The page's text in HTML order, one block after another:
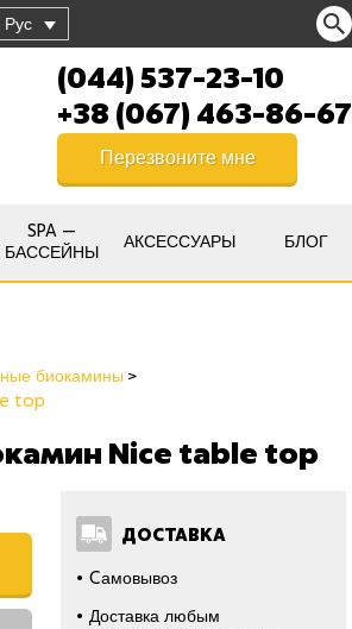
Рус
(044) 537-23-10
+38 (067) 463-86-67
Перезвоните мне
SPA —
БАССЕЙНЫ
АКСЕССУАРЫ БЛОГ
биокамины
top
Niсe table top
ДОСТАВКА
Cамовывоз
Доставка любым